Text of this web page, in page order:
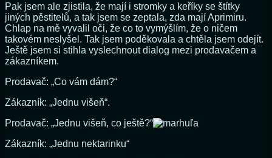
Pak jsem ale zjistila, že mají i stromky a keříky se štítky
jiných pěstitelů, a tak jsem se zeptala, zda mají Aprimiru.
Chlap na mě vyvalil oči, že co to vymýšlím, že o ničem
takovém neslyšel. Tak jsem poděkovala a chtěla jsem odejít.
Ještě jsem si stihla vyslechnout dialog mezi prodavačem a
zákazníkem.
Prodavač: „Co vám dám?“
Zákazník: „Jednu višeň“.
Prodavač: „Jednu višeň, co ještě?“
Zákazník: „Jednu nektarinku“